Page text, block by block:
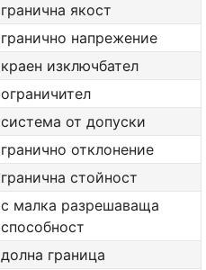
гранична якост
гранично напрежение
краен изключбател
ограничител
система от допуски
гранично отклонение
гранична стойност
с малка разрешаваща
способност
долна граница